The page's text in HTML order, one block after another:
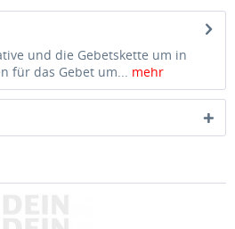
und die Gebetskette um in
für das Gebet um... mehr